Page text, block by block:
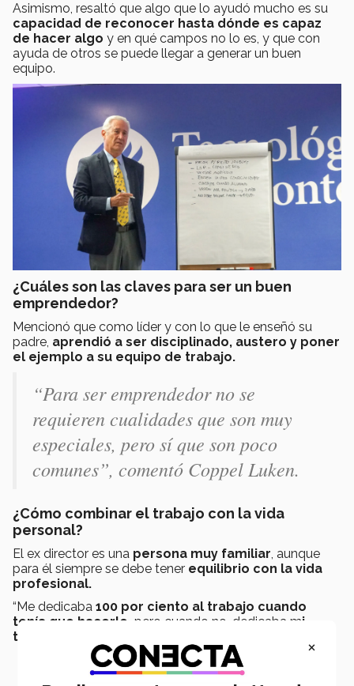
Asimismo, resaltó que algo que lo ayudó mucho es su
capacidad de reconocer hasta dónde es capaz
de hacer algo y en qué campos no lo es, y que con
ayuda de otros se puede llegar a generar un buen
equipo.
¿Cuáles son las claves para ser un buen
emprendedor?
Mencionó que como líder y con lo que le enseñó su
padre, aprendió a ser disciplinado, austero y poner
el ejemplo a su equipo de trabajo.
“Para ser emprendedor no se
requieren cualidades que son muy
especiales, pero sí que son poco
comunes”, comentó Coppel Luken.
¿Cómo combinar el trabajo con la vida
personal?
El ex director es una persona muy familiar , aunque
para él siempre se debe tener equilibrio con la vida
profesional.
“Me dedicaba 100 por ciento al trabajo cuando
tenía que hacerlo, pero cuando no, dedicaba mi
tiempo con mi familia
×